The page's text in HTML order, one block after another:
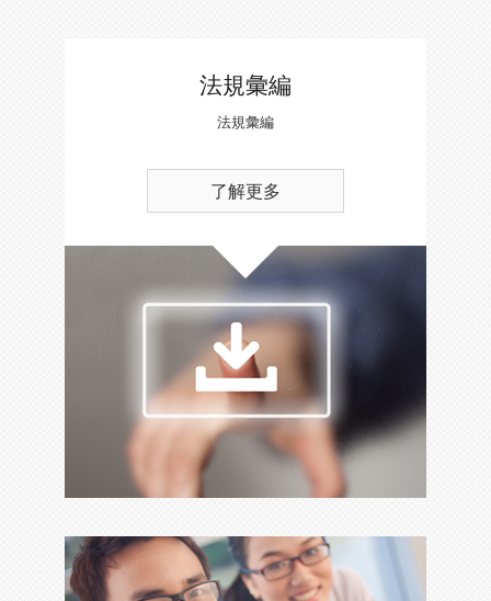
法規彙編
法規彙編
了解更多